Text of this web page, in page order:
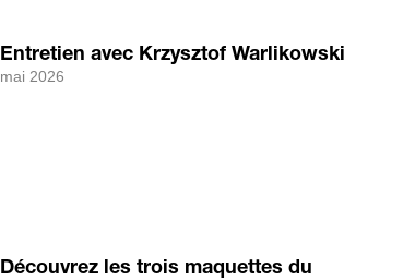
Entretien avec Krzysztof Warlikowski
mai 2026
Découvrez les trois maquettes du